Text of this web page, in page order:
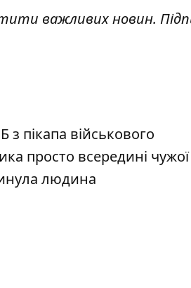
важливих новин.
пікапа військового
просто всередині
людина